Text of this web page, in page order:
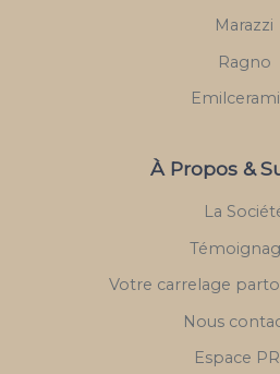
Marazzi
Ragno
À Propos &
La
Votre carrelage
Nous
Espace